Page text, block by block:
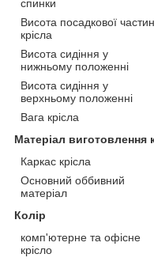
спинки
Висота посадкової
крісла
Висота сидіння у
нижньому положенні
Висота сидіння у
верхньому положенні
Вага крісла
Матеріал виготовлення
Каркас крісла
Основний оббивний
матеріал
Колір
комп'ютерне та офісне
крісло